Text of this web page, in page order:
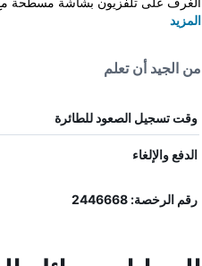
المزيد
من الجيد أن تعلم
وقت تسجيل الصعود للطائرة
الدفع والإلغاء
رقم الرخصة: 2446668